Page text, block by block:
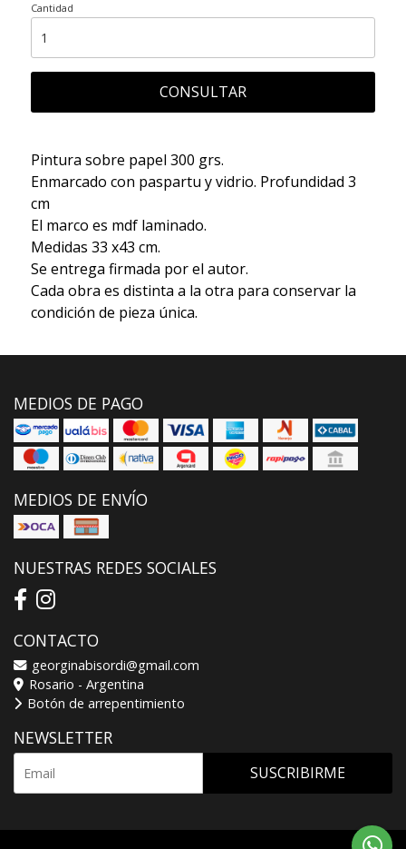
Cantidad
CONSULTAR
Pintura sobre papel 300 grs.
Enmarcado con paspartu y vidrio. Profundidad 3
cm
El marco es mdf laminado.
Medidas 33 x43 cm.
Se entrega firmada por el autor.
Cada obra es distinta a la otra para conservar la
condición de pieza única.
MEDIOS DE PAGO
MEDIOS DE ENVÍO
NUESTRAS REDES SOCIALES
CONTACTO
georginabisordi@gmail.com
Rosario - Argentina
Botón de arrepentimiento
NEWSLETTER
SUSCRIBIRME